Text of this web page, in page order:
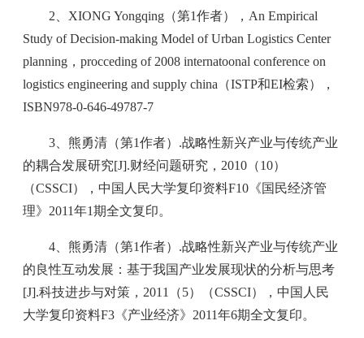
2、XIONG Yongqing（第1作者），An Empirical
Study of Decision-making Model of Urban Logistics Center
planning，procceding of 2008 internatoonal conference on
logistics engineering and supply china（ISTP和EI检索），
ISBN978-0-646-49787-7
3、熊勇清（第1作者）.战略性新兴产业与传统产业
的耦合发展研究[J].财经问题研究，2010（10）
（CSSCI），中国人民大学复印资料F10《国民经济管
理》2011年1期全文复印。
4、熊勇清（第1作者）.战略性新兴产业与传统产业
的良性互动发展：基于我国产业发展现状的分析与思考
[J].科技进步与对策，2011（5）（CSSCI），中国人民
大学复印资料F3《产业经济》2011年6期全文复印。